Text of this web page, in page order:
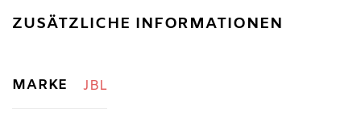
ZUSÄTZLICHE INFORMATIONEN
MARKE JBL